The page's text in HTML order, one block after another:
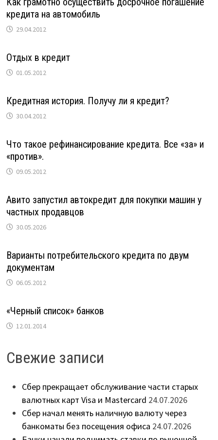
кредита на автомобиль
29.04.2012
Отдых в кредит
01.05.2012
Кредитная история. Получу ли я кредит?
30.04.2012
Что такое рефинансирование кредита. Все «за» и
«против».
09.05.2012
Авито запустил автокредит для покупки машин у
частных продавцов
30.05.2026
Варианты потребительского кредита по двум
документам
06.05.2012
«Черный список» банков
12.01.2014
Свежие записи
Сбер прекращает обслуживание части старых
валютных карт Visa и Mastercard 24.07.2026
Сбер начал менять наличную валюту через
банкоматы без посещения офиса 24.07.2026